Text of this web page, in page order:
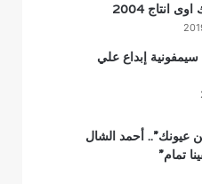
انتاج 2004
إبداع علي
عيونك”.. أحمد الشال
تمام”